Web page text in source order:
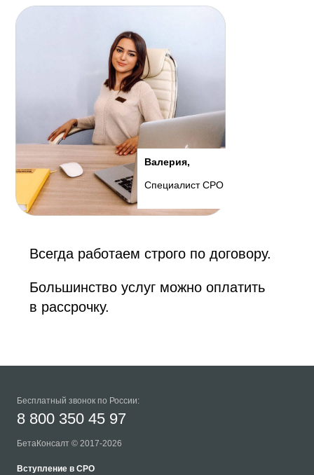
Валерия,
Специалист СРО
Всегда работаем строго по договору.
Большинство услуг можно оплатить
в рассрочку.
Бесплатный звонок по России:
8 800 350 45 97
БетаКонсалт © 2017-2026
Вступление в СРО